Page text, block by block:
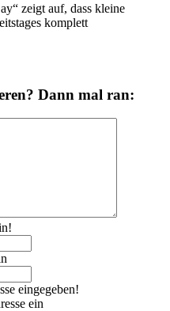
zeigt auf, dass kleine
komplett
Dann mal ran:
eingegeben!
ein